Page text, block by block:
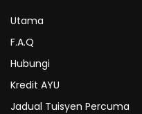
Utama
F.A.Q
Hubungi
Kredit AYU
Jadual Tuisyen Percuma